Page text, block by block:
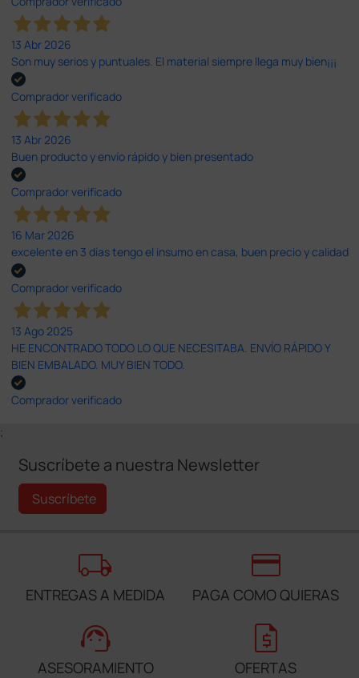
13 Abr 2026
Son muy serios y puntuales. El material siempre llega muy bien¡¡¡
Comprador verificado
13 Abr 2026
Buen producto y envío rápido y bien presentado
Comprador verificado
16 Mar 2026
excelente en 3 días tengo el insumo en casa, buen precio y calidad
Comprador verificado
13 Ago 2025
HE ENCONTRADO TODO LO QUE NECESITABA. ENVÍO RÁPIDO Y
BIEN EMBALADO. MUY BIEN TODO.
Comprador verificado
;
Suscríbete a nuestra Newsletter
Suscríbete
local_shipping
ENTREGAS A MEDIDA
credit_card
PAGA COMO QUIERAS
support_agent
ASESORAMIENTO
request_quote
OFERTAS